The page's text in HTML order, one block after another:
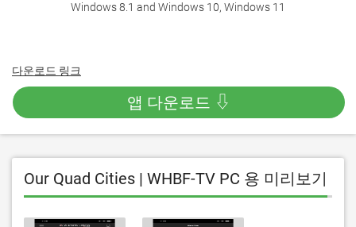
Windows 8.1 and Windows 10, Windows 11
다운로드 링크
앱 다운로드 ⇩
Our Quad Cities | WHBF-TV PC 용 미리보기